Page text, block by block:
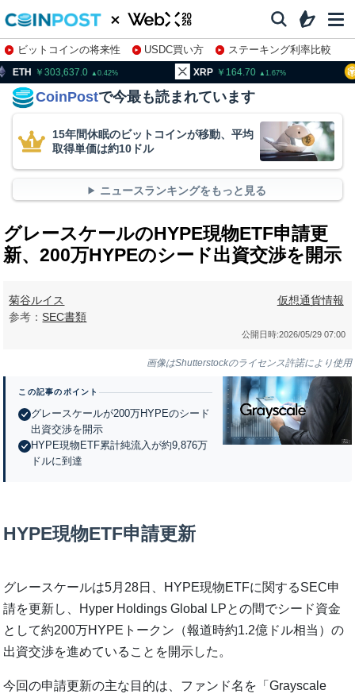
ビットコインの将来性 USDC買い方
ステーキング利率比較
株特集・関連銘柄
0.42 164.70 1.67
CoinPostで今最も読まれています
15年間休眠のビットコインが移動、平均
取得単価は約10ドル
ニュースランキングをもっと見る
グレースケールのHYPE現物ETF申請更
新、200万HYPEのシード出資交渉を開示
菊谷ルイス
参考： SEC書類
仮想通貨情報
公開日時:2026/05/29 07:00
画像はShutterstockのライセンス許諾により使用
この記事のポイント
グレースケールが200万HYPEのシード
出資交渉を開示
HYPE現物ETF累計純流入が約9,876万
ドルに到達
HYPE現物ETF申請更新
グレースケールは5月28日、HYPE現物ETFに関するSEC申
請を更新し、Hyper Holdings Global LPとの間でシード資金
として約200万HYPEトークン（報道時約1.2億ドル相当）の
出資交渉を進めていることを開示した。
今回の申請更新の主な目的は、ファンド名を「Grayscale